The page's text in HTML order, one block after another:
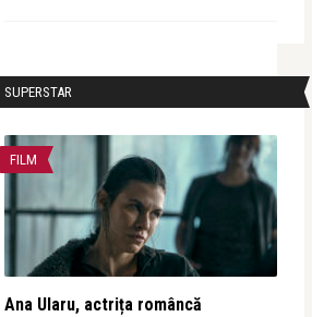
SUPERSTAR
FILM
Ana Ularu, actrița româncă